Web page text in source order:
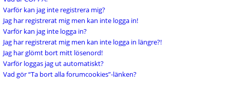
Varför kan jag inte registrera mig?
Jag har registrerat mig men kan inte logga in!
Varför kan jag inte logga in?
Jag har registrerat mig men kan inte logga in längre?!
Jag har glömt bort mitt lösenord!
Varför loggas jag ut automatiskt?
Vad gör “Ta bort alla forumcookies”-länken?